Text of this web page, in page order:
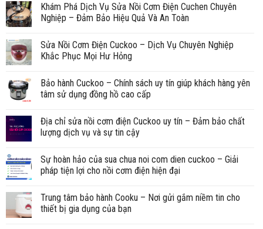
Khám Phá Dịch Vụ Sửa Nồi Cơm Điện Cuchen Chuyên
Nghiệp – Đảm Bảo Hiệu Quả Và An Toàn
Sửa Nồi Cơm Điện Cuckoo – Dịch Vụ Chuyên Nghiệp
Khắc Phục Mọi Hư Hỏng
Bảo hành Cuckoo – Chính sách uy tín giúp khách hàng yên
tâm sử dụng đồng hồ cao cấp
Địa chỉ sửa nồi cơm điện Cuckoo uy tín – Đảm bảo chất
lượng dịch vụ và sự tin cậy
Sự hoàn hảo của sua chua noi com dien cuckoo – Giải
pháp tiện lợi cho nồi cơm điện hiện đại
Trung tâm bảo hành Cooku – Nơi gửi gắm niềm tin cho
thiết bị gia dụng của bạn